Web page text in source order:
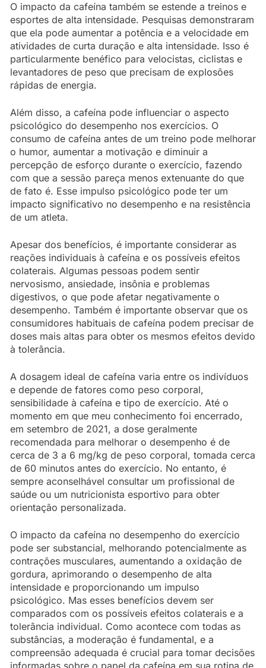
O impacto da cafeína também se estende a treinos e
esportes de alta intensidade. Pesquisas demonstraram
que ela pode aumentar a potência e a velocidade em
atividades de curta duração e alta intensidade. Isso é
particularmente benéfico para velocistas, ciclistas e
levantadores de peso que precisam de explosões
rápidas de energia.
Além disso, a cafeína pode influenciar o aspecto
psicológico do desempenho nos exercícios. O
consumo de cafeína antes de um treino pode melhorar
o humor, aumentar a motivação e diminuir a
percepção de esforço durante o exercício, fazendo
com que a sessão pareça menos extenuante do que
de fato é. Esse impulso psicológico pode ter um
impacto significativo no desempenho e na resistência
de um atleta.
Apesar dos benefícios, é importante considerar as
reações individuais à cafeína e os possíveis efeitos
colaterais. Algumas pessoas podem sentir
nervosismo, ansiedade, insônia e problemas
digestivos, o que pode afetar negativamente o
desempenho. Também é importante observar que os
consumidores habituais de cafeína podem precisar de
doses mais altas para obter os mesmos efeitos devido
à tolerância.
A dosagem ideal de cafeína varia entre os indivíduos
e depende de fatores como peso corporal,
sensibilidade à cafeína e tipo de exercício. Até o
momento em que meu conhecimento foi encerrado,
em setembro de 2021, a dose geralmente
recomendada para melhorar o desempenho é de
cerca de 3 a 6 mg/kg de peso corporal, tomada cerca
de 60 minutos antes do exercício. No entanto, é
sempre aconselhável consultar um profissional de
saúde ou um nutricionista esportivo para obter
orientação personalizada.
O impacto da cafeína no desempenho do exercício
pode ser substancial, melhorando potencialmente as
contrações musculares, aumentando a oxidação de
gordura, aprimorando o desempenho de alta
intensidade e proporcionando um impulso
psicológico. Mas esses benefícios devem ser
comparados com os possíveis efeitos colaterais e a
tolerância individual. Como acontece com todas as
substâncias, a moderação é fundamental, e a
compreensão adequada é crucial para tomar decisões